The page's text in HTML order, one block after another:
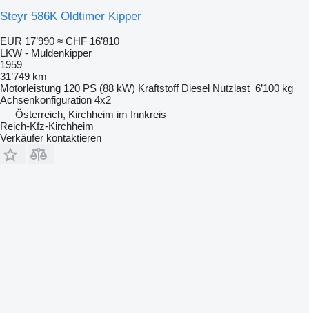
Steyr 586K Oldtimer Kipper
EUR 17’990 ≈ CHF 16’810
LKW - Muldenkipper
1959
31’749 km
Motorleistung 120 PS (88 kW) Kraftstoff Diesel Nutzlast 6’100 kg
Achsenkonfiguration 4x2
Österreich, Kirchheim im Innkreis
Reich-Kfz-Kirchheim
Verkäufer kontaktieren